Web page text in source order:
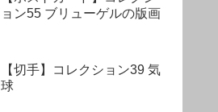
ョン55 ブリューゲルの版画
【切手】コレクション39 気
球